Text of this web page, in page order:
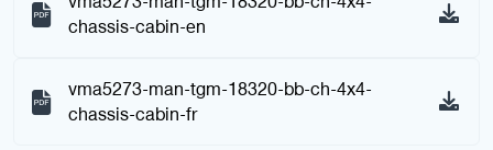
chassis-cabin-en
vma5273-man-tgm-18320-bb-ch-4x4-
chassis-cabin-fr